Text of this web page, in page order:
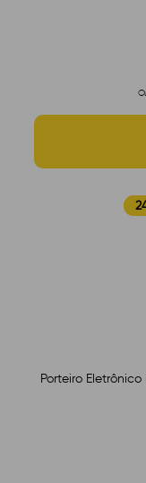
Porteiro